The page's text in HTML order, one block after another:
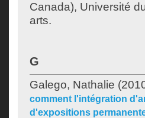
Canada), Université
arts.
G
Galego, Nathalie
comment l'intégration
d'expositions